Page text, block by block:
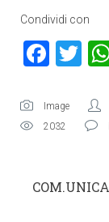
Condividi con
Image
2032
COM.UNICA